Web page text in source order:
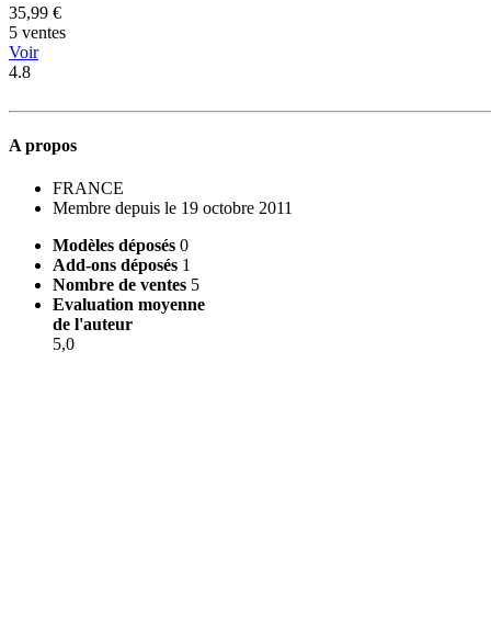
35,99 €
5 ventes
Voir
4.8
A propos
FRANCE
Membre depuis le 19 octobre 2011
Modèles déposés 0
Add-ons déposés 1
Nombre de ventes 5
Evaluation moyenne
de l'auteur
5,0